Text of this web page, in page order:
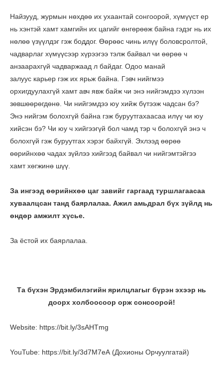
Найзууд, журмын нөхдөө их ухаантай сонгоорой, хүмүүст ер
нь хэнтэй хамт хамгийн их цагийг өнгөрөөж байна гэдэг нь их
нөлөө үзүүлдэг гэж боддог. Өөрөөс чинь илүү боловсролтой,
чадварлаг хүмүүсээр хүрээгээ тэлж байвал чи өөрөө ч
анзаарахгүй чадваржаад л байдаг. Одоо манай
залуус карьер гэж их ярьж байна. Гэвч нийгмээ
орхигдуулахгүй хамт авч явж байж чи энэ нийгэмдээ хүлээн
зөвшөөрөгдөнө. Чи нийгэмдээ юу хийж бүтээж чадсан бэ?
Энэ нийгэм болохгүй байна гэж буруутгахаасаа илүү чи юу
хийсэн бэ? Чи юу ч хийгээгүй бол чамд тэр ч болохгүй энэ ч
болохгүй гэж буруутгах хэрэг байхгүй. Эхлээд өөрөө
өөрийнхөө чадах зүйлээ хийгээд байвал чи нийгэмтэйгээ
хамт хөгжинө шүү.
За ингээд өөрийнхөө цаг завийг гаргаад туршлагаасаа
хуваалцсан танд баярлалаа. Ажил амьдрал бүх зүйлд нь
өндөр амжилт хүсье.
За ёстой их баярлалаа.
Та бүхэн Эрдэмбилэгийн ярилцлагыг бүрэн эхээр нь
доорх холбоосоор орж сонсоорой!
Website: https://bit.ly/3sAHTmg
YouTube: https://bit.ly/3d7M7eA (Дохионы Орчуулгатай)